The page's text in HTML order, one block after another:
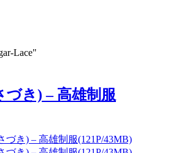
Lace"
づき) – 高雄制服